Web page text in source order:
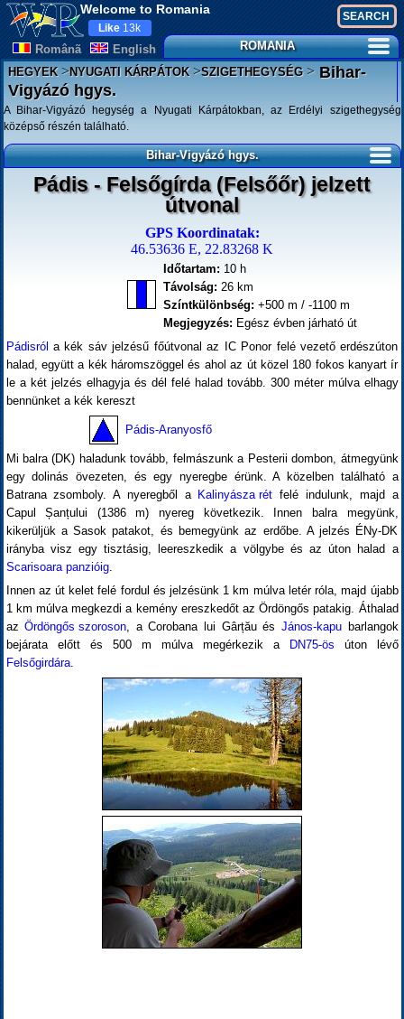
Welcome to Romania
Românã English
Like 13k
ROMANIA
HEGYEK>NYUGATI KÁRPÁTOK>SZIGETHEGYSÉG>Bihar-
Vigyázó hgys.
A Bihar-Vigyázó hegység a Nyugati Kárpátokban, az Erdélyi szigethegység
középső részén található.
Bihar-Vigyázó hgys.
Pádis - Felsőgírda (Felsőőr) jelzett
útvonal
GPS Koordinatak:
46.53636 E, 22.83268 K
Időtartam: 10 h
Távolság: 26 km
Színtkülönbség: +500 m / -1100 m
Megjegyzés: Egész évben járható út
Pádisról a kék sáv jelzésű főútvonal az IC Ponor felé vezető erdészúton
halad, együtt a kék háromszöggel és ahol az út közel 180 fokos kanyart ír
le a két jelzés elhagyja és dél felé halad tovább. 300 méter múlva elhagy
bennünket a kék kereszt
Pádis-Aranyosfő
Mi balra (DK) haladunk tovább, felmászunk a Pesterii dombon, átmegyünk
egy dolinás övezeten, és egy nyeregbe érünk. A közelben található a
Batrana zsomboly. A nyeregből a Kalinyásza rét felé indulunk, majd a
Capul Șanțului (1386 m) nyereg következik. Innen balra megyünk,
kikerüljük a Sasok patakot, és bemegyünk az erdőbe. A jelzés ÉNy-DK
irányba visz egy tisztásig, leereszkedik a völgybe és az úton halad a
Scarisoara panzióig.
Innen az út kelet felé fordul és jelzésünk 1 km múlva letér róla, majd újabb
1 km múlva megkezdi a kemény ereszkedőt az Ördöngős patakig. Áthalad
azÖrdöngős szoroson , a Corobana lui Gârțău és János-kapubarlangok
bejárata előtt és 500 m múlva megérkezik a DN75-ös úton lévő
Felsőgirdára.